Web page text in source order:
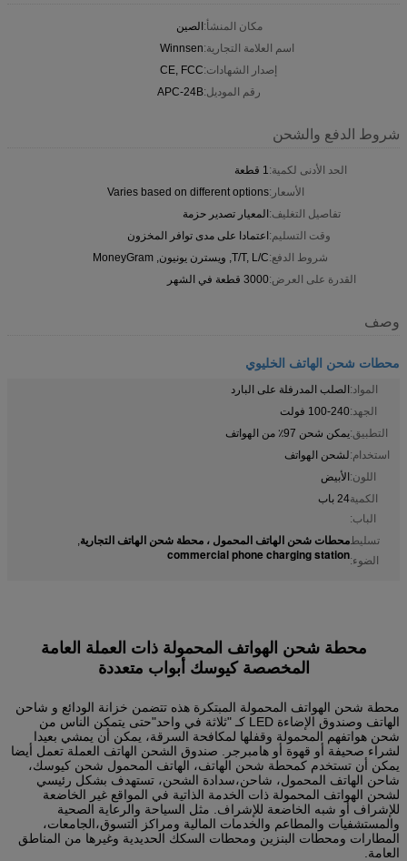
مكان المنشأ:الصين
اسم العلامة التجارية:Winnsen
إصدار الشهادات:CE, FCC
رقم الموديل:APC-24B
شروط الدفع والشحن
الحد الأدنى لكمية:1 قطعة
الأسعار:Varies based on different options
تفاصيل التغليف:المعيار تصدير حزمة
وقت التسليم:اعتمادا على مدى توافر المخزون
شروط الدفع:T/T, L/C, ويسترن يونيون, MoneyGram
القدرة على العرض:3000 قطعة في الشهر
وصف
محطات شحن الهاتف الخليوي
المواد:الصلب المدرفلة على البارد
الجهد:100-240 فولت
التطبيق:يمكن شحن 97٪ من الهواتف
استخدام:لشحن الهواتف
اللون:الأبيض
الكمية
الباب:
24 باب
تسليط
الضوء:
محطات شحن الهاتف المحمول ، محطة شحن الهاتف التجارية,
commercial phone charging station
محطة شحن الهواتف المحمولة ذات العملة العامة
المخصصة كيوسك أبواب متعددة
محطة شحن الهواتف المحمولة المبتكرة هذه تتضمن خزانة الودائع و شاحن
الهاتف وصندوق الإضاءة LED كـ "ثلاثة في واحد"حتى يتمكن الناس من
شحن هواتفهم المحمولة وقفلها لمكافحة السرقة، يمكن أن يمشي بعيدا
لشراء صحيفة أو قهوة أو هامبرجر. صندوق الشحن الهاتف العملة تعمل أيضا
يمكن أن تستخدم كمحطة شحن الهاتف، الهاتف المحمول شحن كيوسك،
شاحن الهاتف المحمول، شاحن،سدادة الشحن، تستهدف بشكل رئيسي
لشحن الهواتف المحمولة ذات الخدمة الذاتية في المواقع غير الخاضعة
للإشراف أو شبه الخاضعة للإشراف. مثل السياحة والرعاية الصحية
والمستشفيات والمطاعم والخدمات المالية ومراكز التسوق،الجامعات،
المطارات ومحطات البنزين ومحطات السكك الحديدية وغيرها من المناطق
العامة.